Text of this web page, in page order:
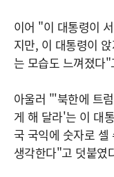
이어 "이 대통령이
지만, 이 대통령이
는 모습도 느껴졌다
아울러 "'북한에 트
게 해 달라'는 이 대
국 국익에 숫자로 셀
생각한다"고 덧붙였